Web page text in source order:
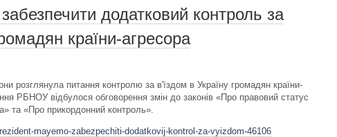
додатковий контроль за
країни-агресора
розглянула питання контролю за в'їздом в Україну громадян країни-
РБНОУ відбулося обговорення змін до законів «Про правовий статус
та «Про прикордонний контроль».
mayemo-zabezpechiti-dodatkovij-kontrol-za-vyizdom-46106